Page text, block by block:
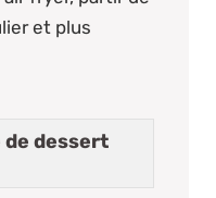
et plus
de dessert